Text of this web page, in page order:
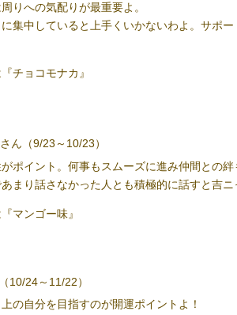
りへの気配りが最重要よ。
集中していると上手くいかないわよ。サポ
チョコモナカ』
さん（9/23～10/23）
ポイント。何事もスムーズに進み仲間との絆
まり話さなかった人とも積極的に話すと吉ニ
マンゴー味』
10/24～11/22）
の自分を目指すのが開運ポイントよ！